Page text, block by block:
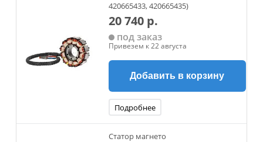
420665433, 420665435)
20 740 р.
под заказ
Привезем к 22 августа
Добавить в корзину
Подробнее
Статор магнето